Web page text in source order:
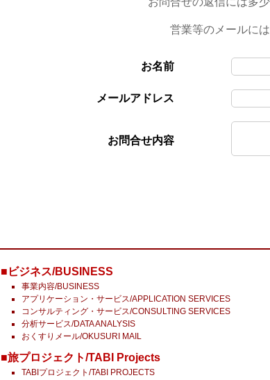
営業等のメールに
お名前
メールアドレス
お問合せ内容
■ビジネス/BUSINESS
事業内容/BUSINESS
アプリケーション・サービス/APPLICATION SERVICES
コンサルティング・サービス/CONSULTING SERVICES
分析サービス/DATA ANALYSIS
おくすりメール/OKUSURI MAIL
■旅プロジェクト/TABI Projects
TABIプロジェクト/TABI PROJECTS